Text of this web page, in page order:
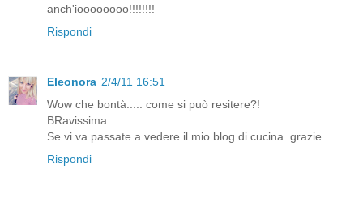
anch'ioooooooo!!!!!!!!
Rispondi
Eleonora 2/4/11 16:51
Wow che bontà..... come si può resitere?!
BRavissima....
Se vi va passate a vedere il mio blog di cucina. grazie
Rispondi